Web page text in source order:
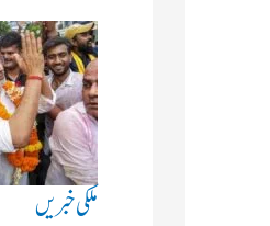
ملکی خبریں